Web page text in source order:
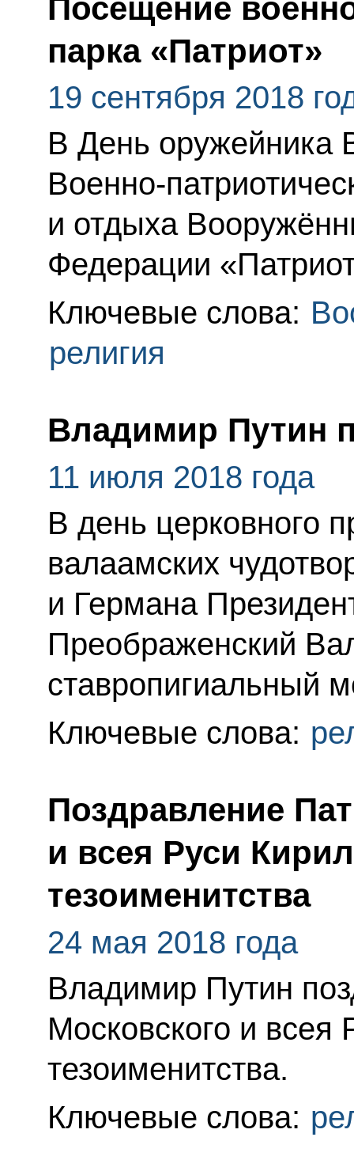
Посещение
парка «Патриот»
19 сентября 2018
В День оружейника
Военно-
и отдыха
Федерации
Ключевые слова:
религия
Владимир Путин
11 июля 2018 года
В день церковного
валаамских
и Германа
Преображенский
ставропигиальный
Ключевые слова:
Поздравление
и всея Руси
тезоименитства
24 мая 2018 года
Владимир Путин
Московского и
тезоименитства.
Ключевые слова: